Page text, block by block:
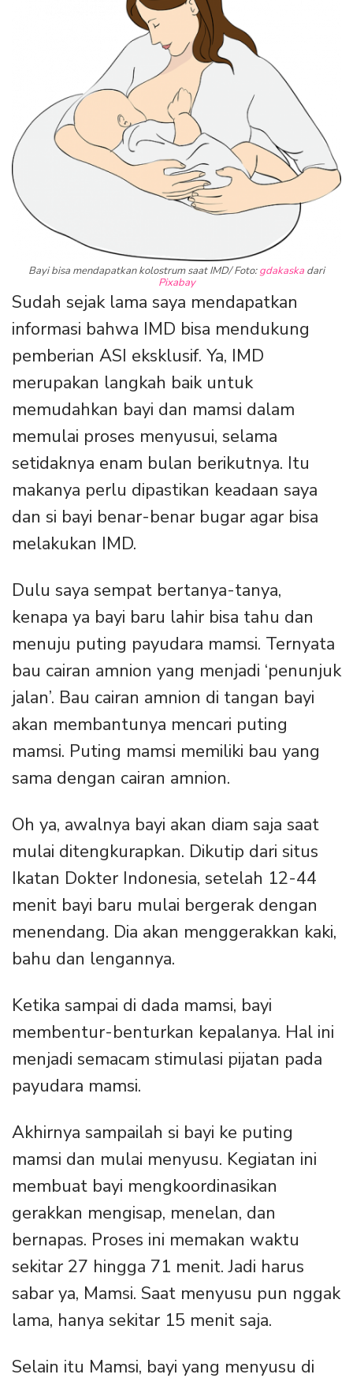
Bayi bisa mendapatkan kolostrum saat IMD/ Foto:gdakaska dari
Pixabay
Sudah sejak lama saya mendapatkan
informasi bahwa IMD bisa mendukung
pemberian ASI eksklusif. Ya, IMD
merupakan langkah baik untuk
memudahkan bayi dan mamsi dalam
memulai proses menyusui, selama
setidaknya enam bulan berikutnya. Itu
makanya perlu dipastikan keadaan saya
dan si bayi benar-benar bugar agar bisa
melakukan IMD.
Dulu saya sempat bertanya-tanya,
kenapa ya bayi baru lahir bisa tahu dan
menuju puting payudara mamsi. Ternyata
bau cairan amnion yang menjadi ‘penunjuk
jalan’. Bau cairan amnion di tangan bayi
akan membantunya mencari puting
mamsi. Puting mamsi memiliki bau yang
sama dengan cairan amnion.
Oh ya, awalnya bayi akan diam saja saat
mulai ditengkurapkan. Dikutip dari situs
Ikatan Dokter Indonesia, setelah 12-44
menit bayi baru mulai bergerak dengan
menendang. Dia akan menggerakkan kaki,
bahu dan lengannya.
Ketika sampai di dada mamsi, bayi
membentur-benturkan kepalanya. Hal ini
menjadi semacam stimulasi pijatan pada
payudara mamsi.
Akhirnya sampailah si bayi ke puting
mamsi dan mulai menyusu. Kegiatan ini
membuat bayi mengkoordinasikan
gerakkan mengisap, menelan, dan
bernapas. Proses ini memakan waktu
sekitar 27 hingga 71 menit. Jadi harus
sabar ya, Mamsi. Saat menyusu pun nggak
lama, hanya sekitar 15 menit saja.
Selain itu Mamsi, bayi yang menyusu di